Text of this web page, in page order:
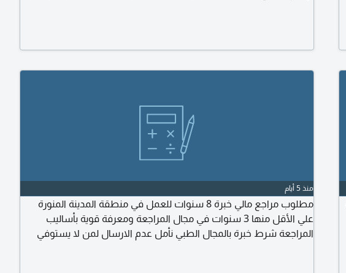
منذ 5 أيام
مطلوب مراجع مالي خبرة 8 سنوات للعمل في منطقة المدينة المنورة
علي الأقل منها 3 سنوات في مجال المراجعة ومعرفة قوية بأساليب
المراجعة شرط خبرة بالمجال الطبي نأمل عدم الارسال لمن لا يستوفي